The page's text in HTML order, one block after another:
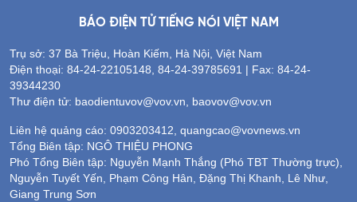
BÁO ĐIỆN TỬ TIẾNG NÓI VIỆT NAM
Trụ sở: 37 Bà Triệu, Hoàn Kiếm, Hà Nội, Việt Nam
Điện thoại: 84-24-22105148, 84-24-39785691 | Fax: 84-24-
39344230
Thư điện tử: baodientuvov@vov.vn, baovov@vov.vn
Liên hệ quảng cáo: 0903203412, quangcao@vovnews.vn
Tổng Biên tập: NGÔ THIỆU PHONG
Phó Tổng Biên tập: Nguyễn Mạnh Thắng (Phó TBT Thường trực),
Nguyễn Tuyết Yến, Phạm Công Hân, Đặng Thị Khanh, Lê Như,
Giang Trung Sơn